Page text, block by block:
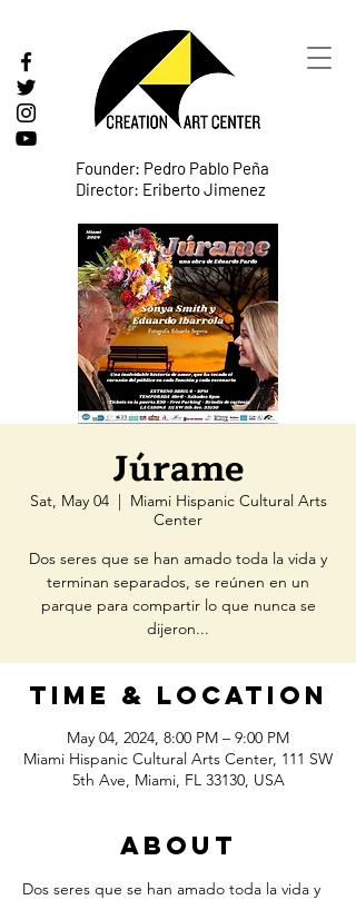
Founder: Pedro Pablo Peña
Director: Eriberto Jimenez
Júrame
Sat, May 04
  |
Miami Hispanic Cultural Arts
Center
Dos seres que se han amado toda la vida y
terminan separados, se reúnen en un
parque para compartir lo que nunca se
dijeron...
Time & Location
May 04, 2024, 8:00 PM – 9:00 PM
Miami Hispanic Cultural Arts Center, 111 SW
5th Ave, Miami, FL 33130, USA
About
Dos seres que se han amado toda la vida y